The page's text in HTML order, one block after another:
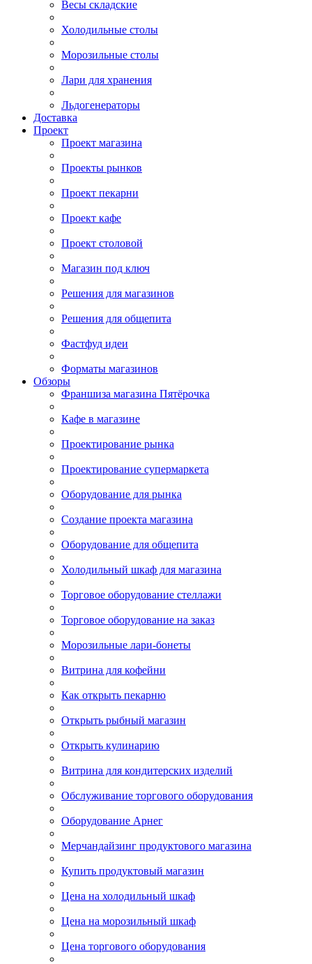
Весы складские
Холодильные столы
Морозильные столы
Лари для хранения
Льдогенераторы
Доставка
Проект
Проект магазина
Проекты рынков
Проект пекарни
Проект кафе
Проект столовой
Магазин под ключ
Решения для магазинов
Решения для общепита
Фастфуд идеи
Форматы магазинов
Обзоры
Франшиза магазина Пятёрочка
Кафе в магазине
Проектирование рынка
Проектирование супермаркета
Оборудование для рынка
Создание проекта магазина
Оборудование для общепита
Холодильный шкаф для магазина
Торговое оборудование стеллажи
Торговое оборудование на заказ
Морозильные лари-бонеты
Витрина для кофейни
Как открыть пекарню
Открыть рыбный магазин
Открыть кулинарию
Витрина для кондитерских изделий
Обслуживание торгового оборудования
Оборудование Арнег
Мерчандайзинг продуктового магазина
Купить продуктовый магазин
Цена на холодильный шкаф
Цена на морозильный шкаф
Цена торгового оборудования